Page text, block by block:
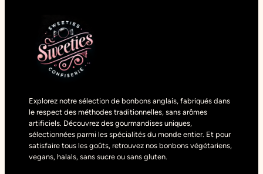
Explorez notre sélection de bonbons anglais, fabriqués dans
le respect des méthodes traditionnelles, sans arômes
artificiels. Découvrez des gourmandises uniques,
sélectionnées parmi les spécialités du monde entier. Et pour
satisfaire tous les goûts, retrouvez nos bonbons végétariens,
vegans, halals, sans sucre ou sans gluten.